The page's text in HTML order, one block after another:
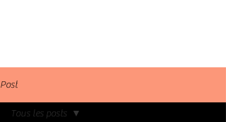
Post
Tous les posts